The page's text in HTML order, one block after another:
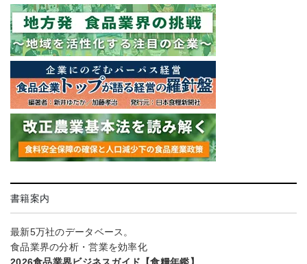
書籍案内
最新5万社のデータベース。
食品業界の分析・営業を効率化